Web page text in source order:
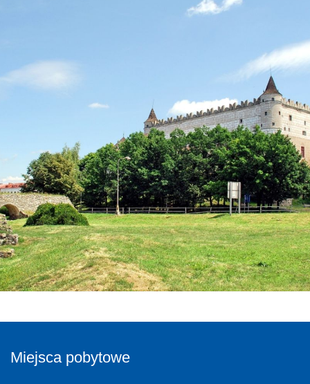
Miejsca pobytowe